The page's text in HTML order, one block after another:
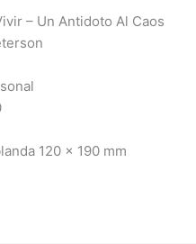
– Un Antidoto Al Caos
120 x 190 mm